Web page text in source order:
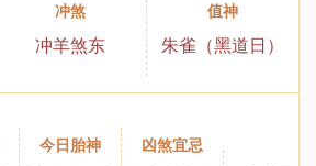
冲煞
冲羊煞东
值神
朱雀（黑道日）
今日胎神
凶煞宜忌